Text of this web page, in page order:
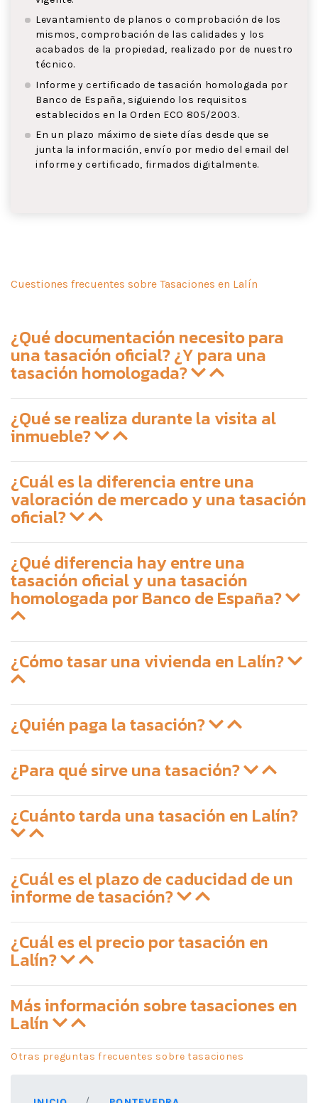
Levantamiento de planos o comprobación de los
mismos, comprobación de las calidades y los
acabados de la propiedad, realizado por de nuestro
técnico.
Informe y certificado de tasación homologada por
Banco de España, siguiendo los requisitos
establecidos en la Orden ECO 805/2003.
En un plazo máximo de siete días desde que se
junta la información, envío por medio del email del
informe y certificado, firmados digitalmente.
Cuestiones frecuentes sobre Tasaciones en Lalín
¿Qué documentación necesito para
una tasación oficial? ¿Y para una
tasación homologada?
¿Qué se realiza durante la visita al
inmueble?
¿Cuál es la diferencia entre una
valoración de mercado y una tasación
oficial?
¿Qué diferencia hay entre una
tasación oficial y una tasación
homologada por Banco de España?
¿Cómo tasar una vivienda en Lalín?
¿Quién paga la tasación?
¿Para qué sirve una tasación?
¿Cuánto tarda una tasación en Lalín?
¿Cuál es el plazo de caducidad de un
informe de tasación?
¿Cuál es el precio por tasación en
Lalín?
Más información sobre tasaciones en
Lalín
Otras preguntas frecuentes sobre tasaciones